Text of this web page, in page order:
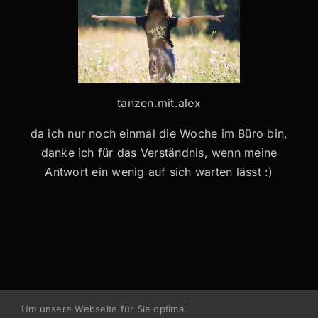
tanzen.mit.alex
da ich nur noch einmal die Woche im Büro bin,
danke ich für das Verständnis, wenn meine
Antwort ein wenig auf sich warten lässt :)
Um unsere Webseite für Sie optimal